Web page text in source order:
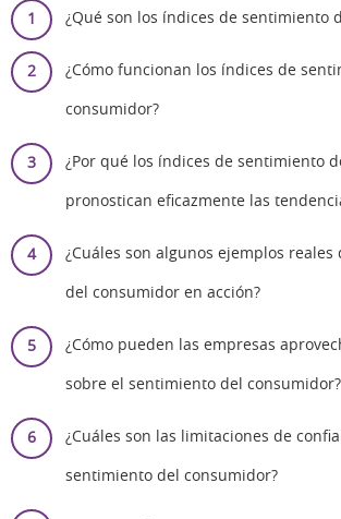
¿Qué son los índices de sentimiento
¿Cómo funcionan los índices de
consumidor?
¿Por qué los índices de sentimiento
pronostican eficazmente las
¿Cuáles son algunos ejemplos
del consumidor en acción?
¿Cómo pueden las empresas
sobre el sentimiento del consumidor?
¿Cuáles son las limitaciones de
sentimiento del consumidor?